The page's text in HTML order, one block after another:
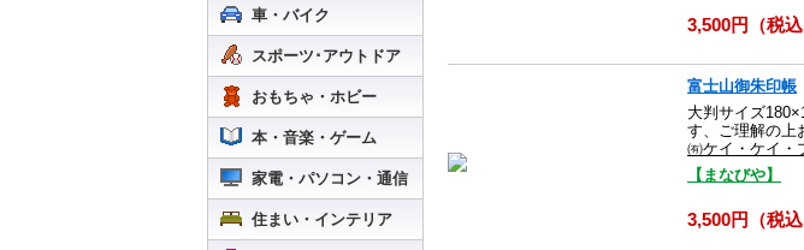
車・バイク
スポーツ･アウトドア
おもちゃ・ホビー
本・音楽・ゲーム
家電・パソコン・通信
住まい・インテリア
3,500円（税込
富士山御朱印帳
大判サイズ
す、ご理解の上
㈲ケイ・ケイ・
【まなびや】
3,500円（税込